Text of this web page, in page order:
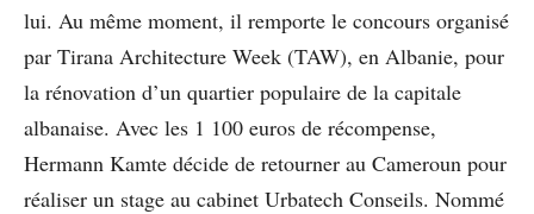
lui. Au même moment, il remporte le concours organisé
par Tirana Architecture Week (TAW), en Albanie, pour
la rénovation d’un quartier populaire de la capitale
albanaise. Avec les 1 100 euros de récompense,
Hermann Kamte décide de retourner au Cameroun pour
réaliser un stage au cabinet Urbatech Conseils. Nommé